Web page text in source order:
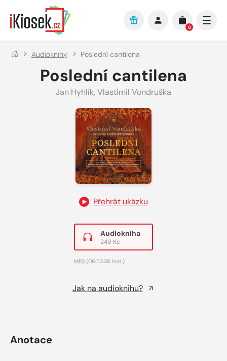
Přejít na hlavní obsah
0
Audioknihy Poslední cantilena
Poslední cantilena
Jan Hyhlík, Vlastimil Vondruška
Přehrát ukázku
Audiokniha
249 Kč
MP3 (06:53:36 hod.)
Jak na audioknihu?
Anotace